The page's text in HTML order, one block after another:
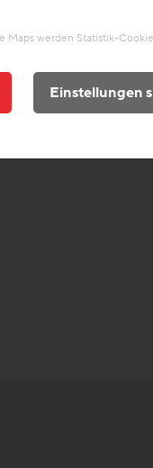
Maps werden Statistik-
Einstellungen